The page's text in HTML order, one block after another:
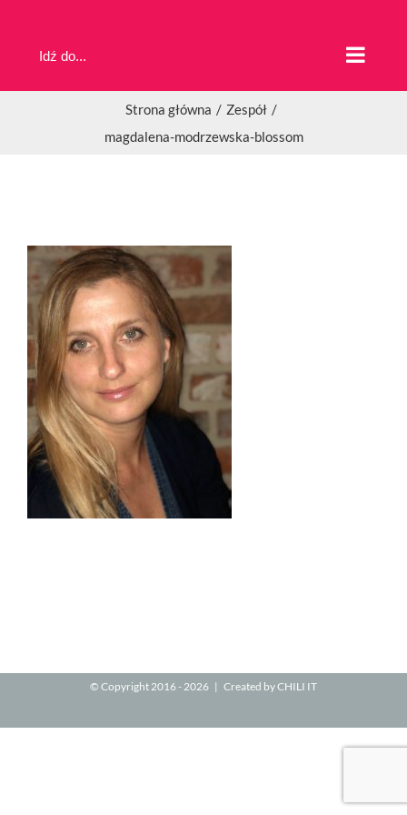
zawartości
Idź do...
Strona główna
Zespół
magdalena-modrzewska-blossom
© Copyright 2016 -2026 | Created byCHILI IT